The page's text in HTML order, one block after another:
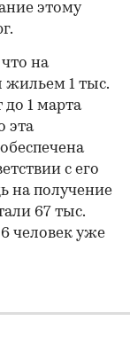
этому
на
жильем 1 тыс.
до 1 марта
эта
с его
на получение
67 тыс.
человек уже